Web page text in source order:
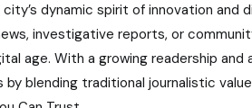
dynamic spirit of innovation and
investigative reports, or
age. With a growing readership
blending traditional journalistic